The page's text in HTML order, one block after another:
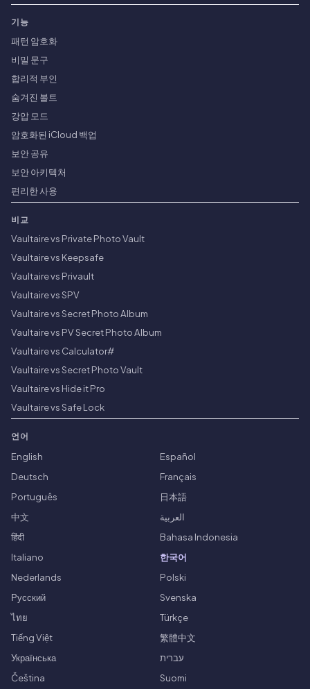
기능
패턴 암호화
비밀 문구
합리적 부인
숨겨진 볼트
강압 모드
암호화된 iCloud 백업
보안 공유
보안 아키텍처
편리한 사용
비교
Vaultaire vs Private Photo Vault
Vaultaire vs Keepsafe
Vaultaire vs Privault
Vaultaire vs SPV
Vaultaire vs Secret Photo Album
Vaultaire vs PV Secret Photo Album
Vaultaire vs Calculator#
Vaultaire vs Secret Photo Vault
Vaultaire vs Hide it Pro
Vaultaire vs Safe Lock
언어
English
Español
Deutsch
Français
Português
日本語
中文
العربية
हिंदी
Bahasa Indonesia
Italiano
한국어
Nederlands
Polski
Русский
Svenska
ไทย
Türkçe
Tiếng Việt
繁體中文
Українська
עברית
Čeština
Suomi